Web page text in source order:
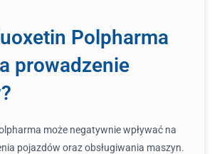
Polpharma
prowadzenie
może negatywnie wpływać na
pojazdów oraz obsługiwania maszyn.